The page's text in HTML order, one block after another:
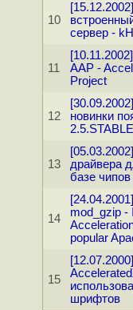
10
сервер -
11
AAP -
Project
12
новинки
13
драйвера
базе
14
mod_gzip -
popular
15
шрифтов